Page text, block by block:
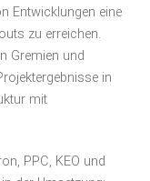
Entwicklungen eine
zu erreichen.
Gremien und
in
mit
PPC, KEO und